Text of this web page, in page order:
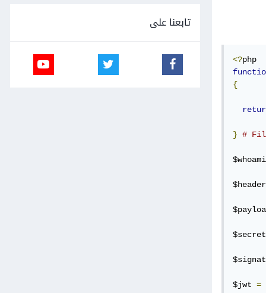
<?
{
} #
$whoami
$secret
$jwt =
تابعنا على